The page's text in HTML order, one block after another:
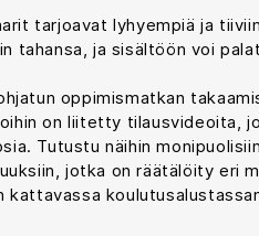
tarjoavat lyhyempiä ja
tahansa, ja sisältöön voi
oppimismatkan
on liitetty tilausvideoita,
Tutustu näihin monipuolisiin
jotka on räätälöity eri
kattavassa